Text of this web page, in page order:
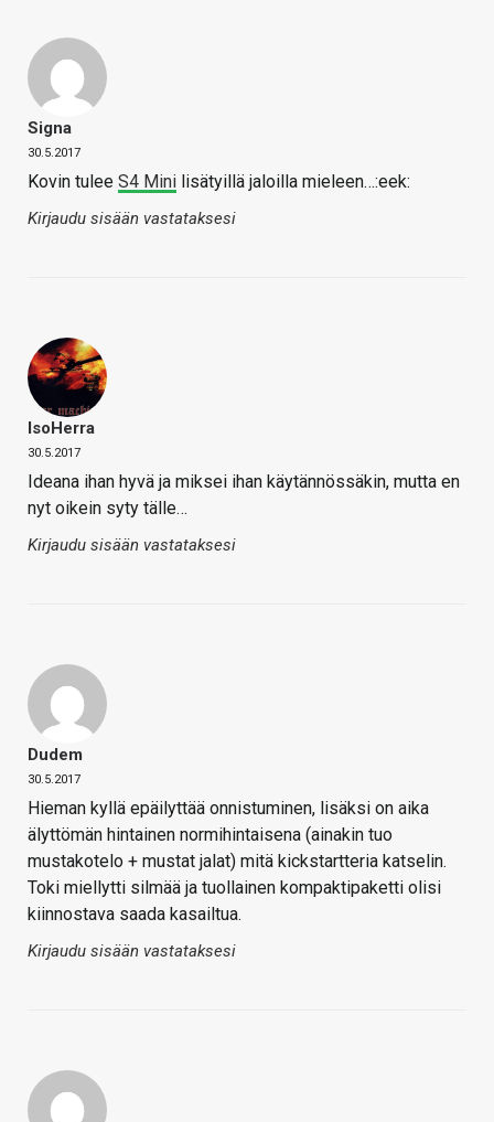
Signa
30.5.2017
Kovin tulee S4 Mini lisätyillä jaloilla mieleen…:eek:
Kirjaudu sisään vastataksesi
IsoHerra
30.5.2017
Ideana ihan hyvä ja miksei ihan käytännössäkin, mutta en
nyt oikein syty tälle…
Kirjaudu sisään vastataksesi
Dudem
30.5.2017
Hieman kyllä epäilyttää onnistuminen, lisäksi on aika
älyttömän hintainen normihintaisena (ainakin tuo
mustakotelo + mustat jalat) mitä kickstartteria katselin.
Toki miellytti silmää ja tuollainen kompaktipaketti olisi
kiinnostava saada kasailtua.
Kirjaudu sisään vastataksesi